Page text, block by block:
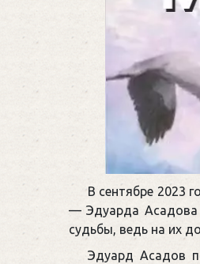
В сентябре 2023
— Эдуарда Асадова
судьбы, ведь на их
Эдуард Асадов